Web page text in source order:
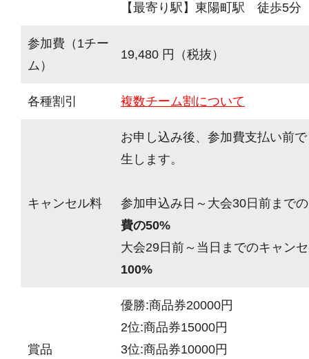
【最寄り駅】東陽町駅 徒歩5分
参加費（1チー
ム）
19,480 円（税抜）
各種割引 複数チーム割について
キャンセル料
お申し込み後、参加費支払い前
生します。
参加申込み日～大会30日前まで
費の50%
大会29日前～当日までのキャン
100%
賞品
優勝:商品券20000円
2位:商品券15000円
3位:商品券10000円